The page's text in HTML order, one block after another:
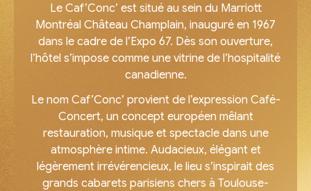
Le Caf’Conc’ est situé au sein du Marriott
Montréal Château Champlain, inauguré en 1967
dans le cadre de l’Expo 67. Dès son ouverture,
l’hôtel s’impose comme une vitrine de l’hospitalité
canadienne.
Le nom Caf’Conc’ provient de l’expression Café-
Concert, un concept européen mêlant
restauration, musique et spectacle dans une
atmosphère intime. Audacieux, élégant et
légèrement irrévérencieux, le lieu s’inspirait des
grands cabarets parisiens chers à Toulouse-